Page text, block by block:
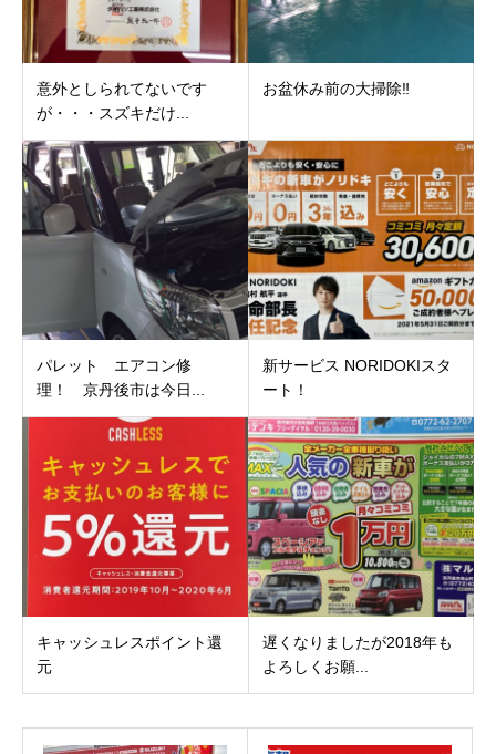
意外としられてないです
が・・・スズキだけ...
お盆休み前の大掃除‼
パレット エアコン修
理！ 京丹後市は今日...
新サービス NORIDOKIスタ
ート！
キャッシュレスポイント還
元
遅くなりましたが2018年も
よろしくお願...